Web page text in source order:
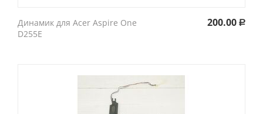
Динамик для Acer Aspire One
D255E
200.00 Р